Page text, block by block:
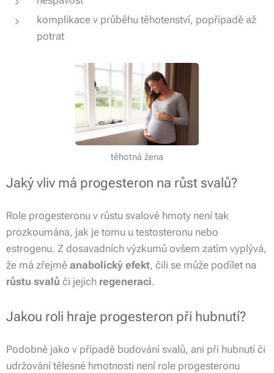
komplikace v průběhu těhotenství, popřípadě až
potrat
těhotná žena
Jaký vliv má progesteron na růst svalů?
Role progesteronu v růstu svalové hmoty není tak
prozkoumána, jak je tomu u testosteronu nebo
estrogenu. Z dosavadních výzkumů ovšem zatím vyplývá,
že má zřejmě anabolický efekt, čili se může podílet na
růstu svalů či jejich regeneraci.
Jakou roli hraje progesteron při hubnutí?
Podobně jako v případě budování svalů, ani při hubnutí či
udržování tělesné hmotnosti není role progesteronu